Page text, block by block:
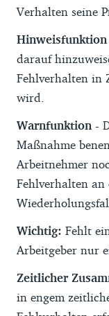
Verhalten seine
Hinweisfunktion
darauf
Fehlverhalten in
wird.
Warnfunktion -
Maßnahme
Arbeitnehmer
Fehlverhalten
Wichtig: Fehlt
Arbeitgeber nur
Zeitlicher
in engem